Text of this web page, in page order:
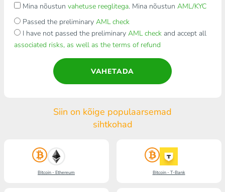
Mina nõustun vahetuse reeglitega. Mina nõustun AML/KYC
Passed the preliminary AML check
I have not passed the preliminary AML checkand accept all
associated risks, as well as the terms of refund
VAHETADA
Siin on kõige populaarsemad
sihtkohad
Bitcoin - Ethereum Bitcoin - T-Bank